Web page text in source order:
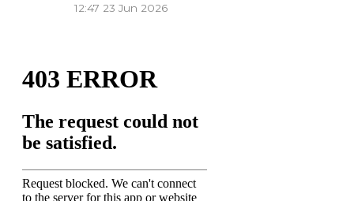
12:47 23 Jun 2026